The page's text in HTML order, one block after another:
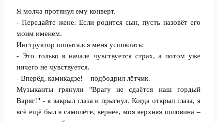
Я молча протянул ему конверт.
- Передайте жене. Если родится сын, пусть назовёт его
моим именем.
Инструктор попытался меня успокоить:
- Это только в начале чувствуется страх, а потом уже
ничего не чувствуется.
- Вперёд, камикадзе! – подбодрил лётчик.
Музыканты грянули "Врагу не сдаётся наш гордый
Варяг!" - я закрыл глаза и прыгнул. Когда открыл глаза, я
всё ещё был в самолёте, вернее, моя верхняя половина –